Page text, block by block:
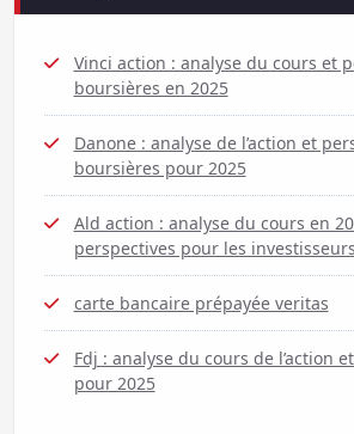
Vinci action : analyse du cours et
boursières en 2025
Danone : analyse de l’action et
boursières pour 2025
Ald action : analyse du cours en
perspectives pour les investisseurs
carte bancaire prépayée veritas
Fdj : analyse du cours de l’action
pour 2025